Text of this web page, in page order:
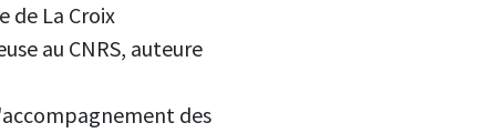
de La Croix
au CNRS, auteure
des